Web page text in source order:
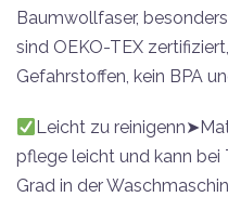
Baumwollfaser,
sind OEKO-TEX
Gefahrstoffen, kein BPA
Leicht zu
pflege leicht und kann bei
Grad in der